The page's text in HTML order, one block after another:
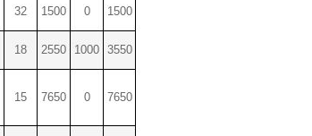
32 1500 0 1500
18 2550 1000 3550
15 7650 0 7650